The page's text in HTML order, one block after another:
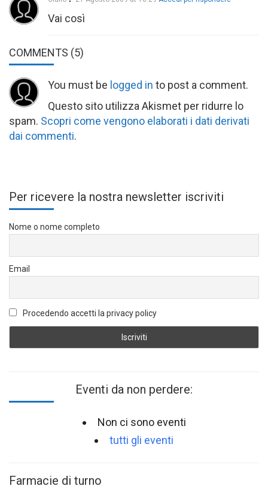
Vai così
COMMENTS (5)
You must be logged in to post a comment.
Questo sito utilizza Akismet per ridurre lo
spam. Scopri come vengono elaborati i dati derivati
dai commenti.
Per ricevere la nostra newsletter iscriviti
Nome o nome completo
Email
Procedendo accetti la privacy policy
Eventi da non perdere:
Non ci sono eventi
tutti gli eventi
Farmacie di turno